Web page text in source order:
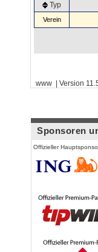
Typ
Verein
www | Version
Sponsoren
Offizieller